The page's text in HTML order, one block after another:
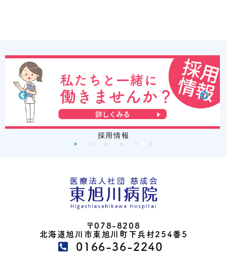
採用情報
〒078-8208
北海道旭川市東旭川町下兵村254番5
0166-36-2240